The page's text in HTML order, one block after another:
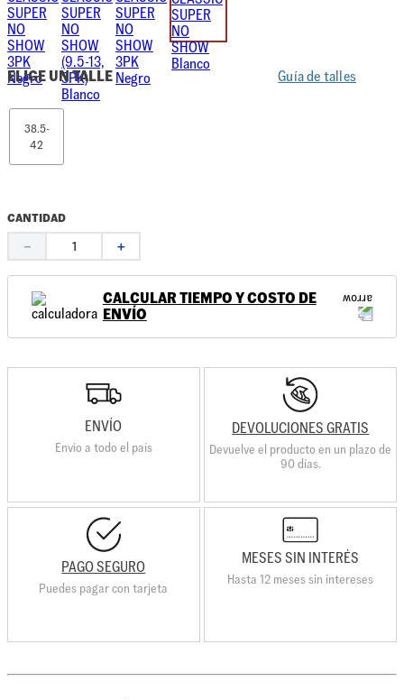
ELIGE UN TALLE Guía de talles
38.5-
42
CANTIDAD
＋
－
CALCULAR TIEMPO Y COSTO DE
ENVÍO
ENVÍO
Envio a todo el país
DEVOLUCIONES GRATIS
Devuelve el producto en un plazo de
90 días.
PAGO SEGURO
Puedes pagar con tarjeta
MESES SIN INTERÉS
Hasta 12 meses sin intereses